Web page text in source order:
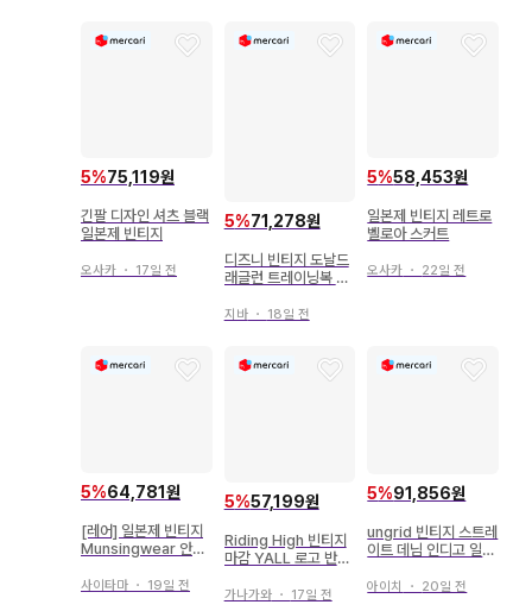
5%75,119원
긴팔 디자인 셔츠 블랙
일본제 빈티지
오사카 ・ 17일 전
5%71,278원
디즈니 빈티지 도날드
래글런 트레이닝복 일
지바・ 18일 전
5%58,453원
일본제 빈티지 레트로
벨로아 스커트
오사카 ・ 22일 전
5%64,781원
[레어] 일본제 빈티지
Munsingwear 안감
사이타마 ・ 19일 전
5%57,199원
Riding High 빈티지
마감 YALL 로고 반팔
가나가와・ 17일 전
5%91,856원
ungrid 빈티지 스트레
이트 데님 인디고 일본
아이치 ・ 20일 전